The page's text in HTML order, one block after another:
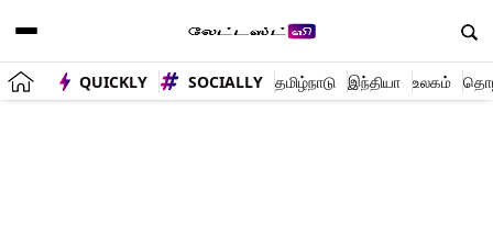
QUICKLY SOCIALLY தமிழ்நாடு இந்தியா உலகம்